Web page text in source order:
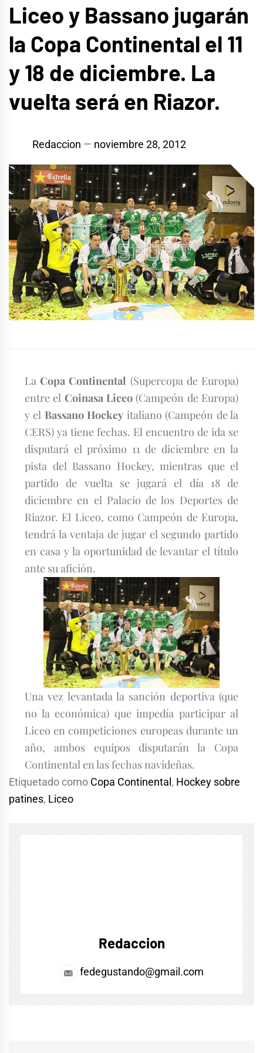
Liceo y Bassano jugarán
la Copa Continental el 11
y 18 de diciembre. La
vuelta será en Riazor.
Redaccion noviembre 28, 2012
LaCopa Continental (Supercopa de Europa)
entre el Coinasa Liceo (Campeón de Europa)
y el Bassano Hockey italiano (Campeón de la
CERS) ya tiene fechas. El encuentro de ida se
disputará el próximo 11 de diciembre en la
pista del Bassano Hockey, mientras que el
partido de vuelta se jugará el día 18 de
diciembre en el Palacio de los Deportes de
Riazor. El Liceo, como Campeón de Europa,
tendrá la ventaja de jugar el segundo partido
en casa y la oportunidad de levantar el título
ante su afición.
Una vez levantada la sanción deportiva (que
no la económica) que impedía participar al
Liceo en competiciones europeas durante un
año, ambos equipos disputarán la Copa
Continental en las fechas navideñas.
Etiquetado como Copa Continental , Hockey sobre
patines, Liceo
Redaccion
fedegustando@gmail.com